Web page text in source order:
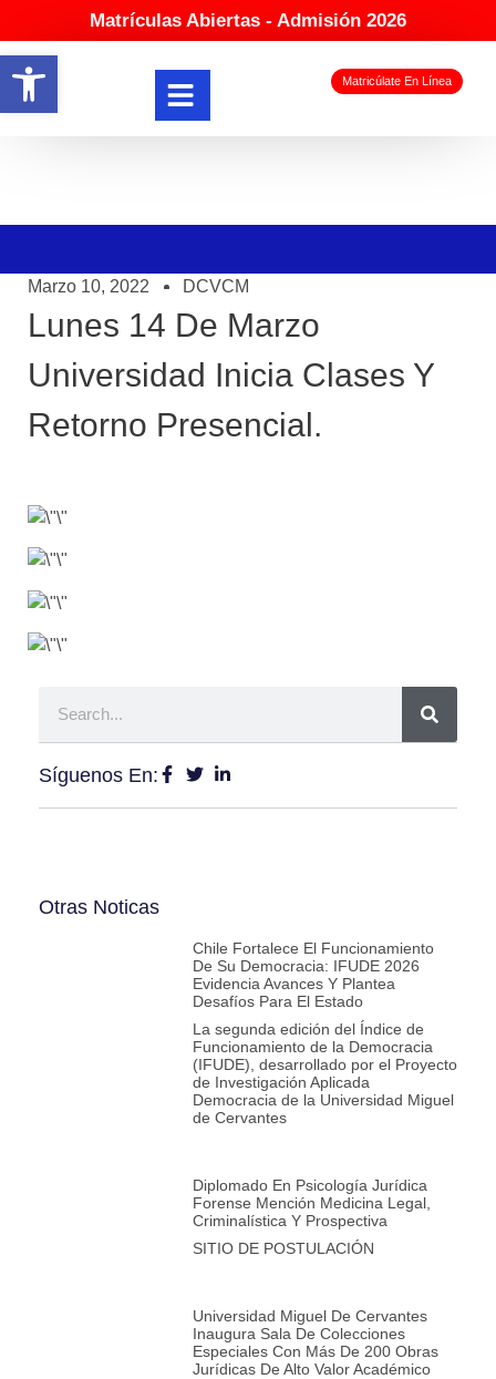
Abrir barra de herramientas
Matrículas Abiertas - Admisión 2026
Matricúlate En Línea
Marzo 10, 2022 DCVCM
Lunes 14 De Marzo
Universidad Inicia Clases Y
Retorno Presencial.
Síguenos En:
Otras Noticas
Chile Fortalece El Funcionamiento
De Su Democracia: IFUDE 2026
Evidencia Avances Y Plantea
Desafíos Para El Estado
La segunda edición del Índice de
Funcionamiento de la Democracia
(IFUDE), desarrollado por el Proyecto
de Investigación Aplicada
Democracia de la Universidad Miguel
de Cervantes
Diplomado En Psicología Jurídica
Forense Mención Medicina Legal,
Criminalística Y Prospectiva
SITIO DE POSTULACIÓN
Universidad Miguel De Cervantes
Inaugura Sala De Colecciones
Especiales Con Más De 200 Obras
Jurídicas De Alto Valor Académico